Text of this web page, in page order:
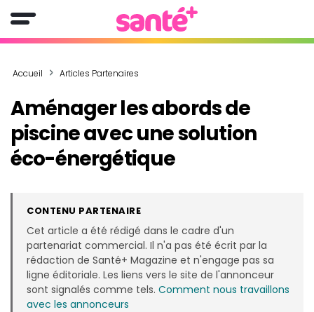
Accueil Articles Partenaires
Aménager les abords de
piscine avec une solution
éco-énergétique
CONTENU PARTENAIRE
Cet article a été rédigé dans le cadre d'un
partenariat commercial. Il n'a pas été écrit par la
rédaction de Santé+ Magazine et n'engage pas sa
ligne éditoriale. Les liens vers le site de l'annonceur
sont signalés comme tels. Comment nous travaillons
avec les annonceurs